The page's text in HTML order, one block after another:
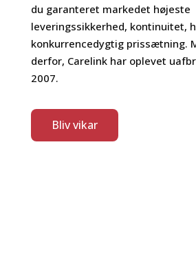
du garanteret markedet højeste
leveringssikkerhed, kontinuitet,
konkurrencedygtig prissætning.
derfor, Carelink har oplevet
2007.
Bliv vikar